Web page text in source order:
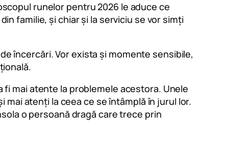
runelor pentru 2026 le aduce ce
familie, și chiar și la serviciu se vor simți
încercări. Vor exista și momente sensibile,
fi mai atente la problemele acestora. Unele
atenți la ceea ce se întâmplă în jurul lor.
o persoană dragă care trece prin